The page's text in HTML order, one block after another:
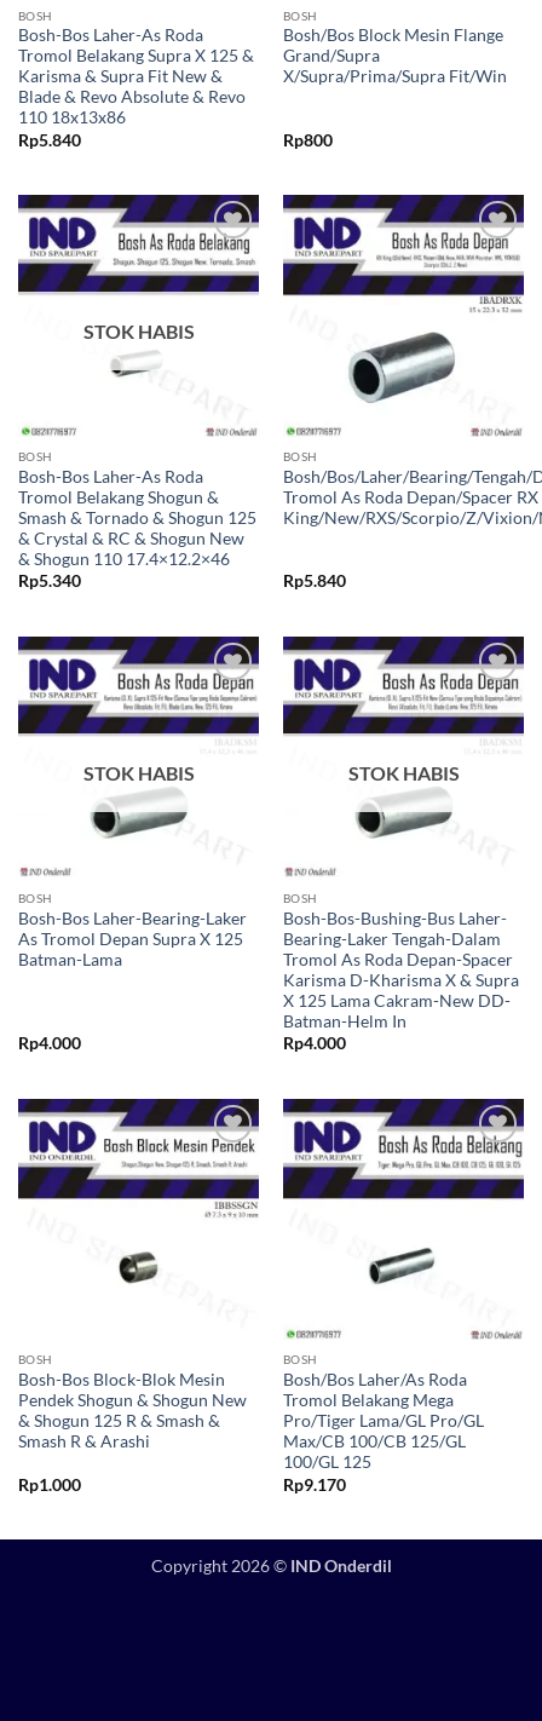
BOSH
Bosh-Bos Laher-As Roda
Tromol Belakang Supra X 125 &
Karisma & Supra Fit New &
Blade & Revo Absolute & Revo
110 18x13x86
Rp5.840
BOSH
Bosh/Bos Block Mesin Flange
Grand/Supra
X/Supra/Prima/Supra Fit/Win
Rp800
Tambahkan
ke Wishlist
STOK HABIS
BOSH
Bosh-Bos Laher-As Roda
Tromol Belakang Shogun &
Smash & Tornado & Shogun 125
& Crystal & RC & Shogun New
& Shogun 110 17.4×12.2×46
Rp5.340
Tambahkan
ke Wishlist
BOSH
Bosh/Bos/Laher/Bearing/Tengah/
Tromol As Roda Depan/Spacer RX
King/New/RXS/Scorpio/Z/Vixion/
Rp5.840
Tambahkan
ke Wishlist
STOK HABIS
BOSH
Bosh-Bos Laher-Bearing-Laker
As Tromol Depan Supra X 125
Batman-Lama
Rp4.000
Tambahkan
ke Wishlist
STOK HABIS
BOSH
Bosh-Bos-Bushing-Bus Laher-
Bearing-Laker Tengah-Dalam
Tromol As Roda Depan-Spacer
Karisma D-Kharisma X & Supra
X 125 Lama Cakram-New DD-
Batman-Helm In
Rp4.000
Tambahkan
ke Wishlist
BOSH
Bosh-Bos Block-Blok Mesin
Pendek Shogun & Shogun New
& Shogun 125 R & Smash &
Smash R & Arashi
Rp1.000
Tambahkan
ke Wishlist
BOSH
Bosh/Bos Laher/As Roda
Tromol Belakang Mega
Pro/Tiger Lama/GL Pro/GL
Max/CB 100/CB 125/GL
100/GL 125
Rp9.170
Copyright 2026 © IND Onderdil